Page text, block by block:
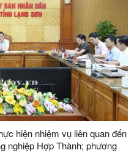
hiện nhiệm vụ liên quan đến
nghiệp Hợp Thành; phương